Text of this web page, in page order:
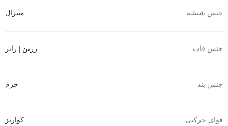
جنس شیشه مینرال
جنس قاب رزین | رابر
جنس بند چرم
قوای حرکتی کوارتز